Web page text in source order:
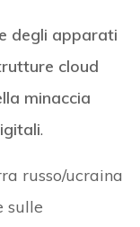
degli apparati
cloud
minaccia
.
russo/ucraina
sulle